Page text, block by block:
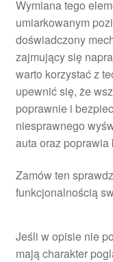
Wymiana tego
umiarkowanym
doświadczony
zajmujący się
warto korzystać z
upewnić się, że
poprawnie i
niesprawnego
auta oraz poprawia
Zamów ten
funkcjonalnością
Jeśli w opisie nie
mają charakter